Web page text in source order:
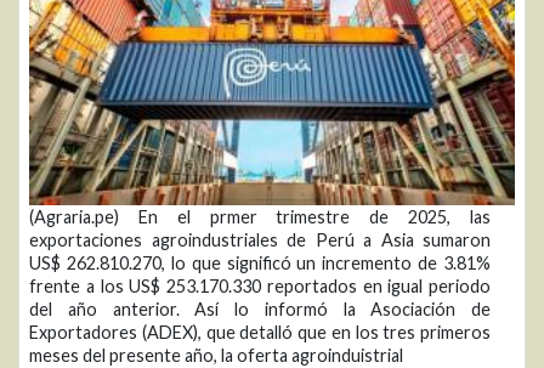
(Agraria.pe) En el prmer trimestre de 2025, las
exportaciones agroindustriales de Perú a Asia sumaron
US$ 262.810.270, lo que significó un incremento de 3.81%
frente a los US$ 253.170.330 reportados en igual periodo
del año anterior. Así lo informó la Asociación de
Exportadores (ADEX), que detalló que en los tres primeros
meses del presente año, la oferta agroinduistrial